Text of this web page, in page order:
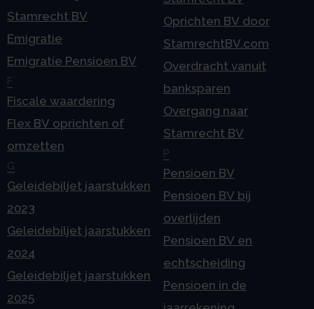
Stamrecht BV
Emigratie
Emigratie Pensioen BV
F
Fiscale waardering
Flex BV oprichten of
omzetten
G
Geleidebiljet jaarstukken
2023
Geleidebiljet jaarstukken
2024
Geleidebiljet jaarstukken
2025
Oprichten BV door
StamrechtBV.com
Overdracht vanuit
banksparen
Overgang naar
Stamrecht BV
P
Pensioen BV
Pensioen BV bij
overlijden
Pensioen BV en
echtscheiding
Pensioen in de